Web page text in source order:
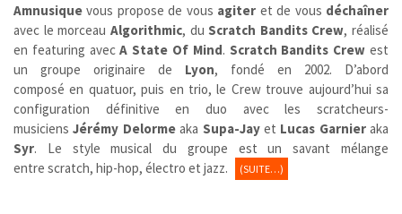
Amnusique vous propose de vous agiter et de vous déchaîner
avec le morceau Algorithmic, duScratch Bandits Crew, réalisé
en featuring avecA State Of Mind. Scratch Bandits Crew est
un groupe originaire de Lyon,
fondé en 2002. D’abord
composé en quatuor, puis en trio, le Crew trouve aujourd’hui sa
configuration définitive en duo avec les scratcheurs-
musiciensJérémy Delormeaka Supa-Jayet Lucas Garnieraka
Syr. Le style musical du groupe est un savant mélange
entre scratch, hip-hop, électro et jazz.
(SUITE…)